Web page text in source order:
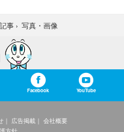
記事 › 写真・画像
Facebook YouTube
広告掲載
会社概要